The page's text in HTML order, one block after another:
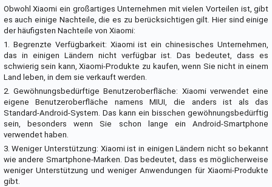
Obwohl Xiaomi ein großartiges Unternehmen mit vielen Vorteilen ist, gibt
es auch einige Nachteile, die es zu berücksichtigen gilt. Hier sind einige
der häufigsten Nachteile von Xiaomi:
1. Begrenzte Verfügbarkeit: Xiaomi ist ein chinesisches Unternehmen,
das in einigen Ländern nicht verfügbar ist. Das bedeutet, dass es
schwierig sein kann, Xiaomi-Produkte zu kaufen, wenn Sie nicht in einem
Land leben, in dem sie verkauft werden.
2. Gewöhnungsbedürftige Benutzeroberfläche: Xiaomi verwendet eine
eigene Benutzeroberfläche namens MIUI, die anders ist als das
Standard-Android-System. Das kann ein bisschen gewöhnungsbedürftig
sein, besonders wenn Sie schon lange ein Android-Smartphone
verwendet haben.
3. Weniger Unterstützung: Xiaomi ist in einigen Ländern nicht so bekannt
wie andere Smartphone-Marken. Das bedeutet, dass es möglicherweise
weniger Unterstützung und weniger Anwendungen für Xiaomi-Produkte
gibt.